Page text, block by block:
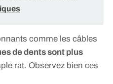
comme les câbles
de dents sont plus
rat. Observez bien ces